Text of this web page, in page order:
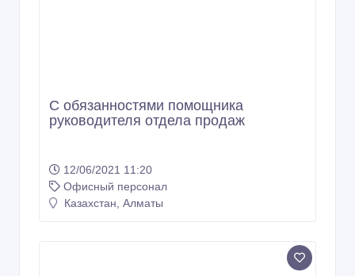
С обязанностями помощника
12/06/2021 11:20
Офисный персонал